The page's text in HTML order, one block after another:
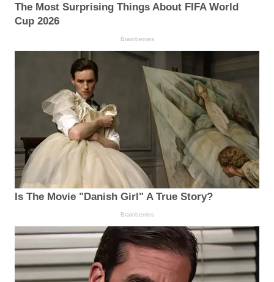
The Most Surprising Things About FIFA World
Cup 2026
Brainberries
Is The Movie "Danish Girl" A True Story?
Brainberries